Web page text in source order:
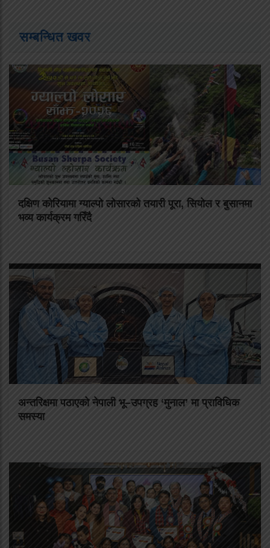
सम्बन्धित खवर
दक्षिण कोरियामा ग्याल्पो लोसारको तयारी पूरा, सियोल र बुसानमा
भव्य कार्यक्रम गरिँदै
अन्तरिक्षमा पठाएको नेपाली भू–उपग्रह ‘मुनाल’ मा प्राविधिक
समस्या